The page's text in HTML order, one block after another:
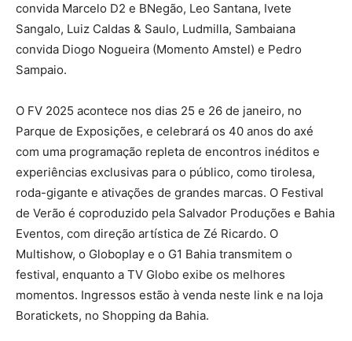
convida Marcelo D2 e BNegão, Leo Santana, Ivete
Sangalo, Luiz Caldas & Saulo, Ludmilla, Sambaiana
convida Diogo Nogueira (Momento Amstel) e Pedro
Sampaio.
O FV 2025 acontece nos dias 25 e 26 de janeiro, no
Parque de Exposições, e celebrará os 40 anos do axé
com uma programação repleta de encontros inéditos e
experiências exclusivas para o público, como tirolesa,
roda-gigante e ativações de grandes marcas. O Festival
de Verão é coproduzido pela Salvador Produções e Bahia
Eventos, com direção artística de Zé Ricardo. O
Multishow, o Globoplay e o G1 Bahia transmitem o
festival, enquanto a TV Globo exibe os melhores
momentos. Ingressos estão à venda neste link e na loja
Boratickets, no Shopping da Bahia.